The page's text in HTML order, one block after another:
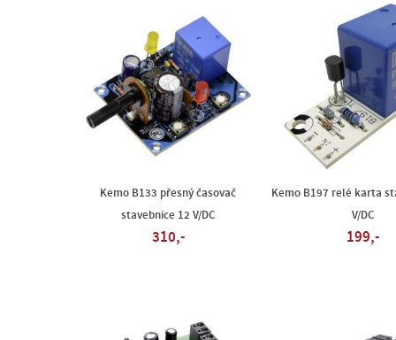
Kemo B133 přesný časovač
stavebnice 12 V/DC
310,-
Kemo B197 relé karta
V/DC
199,-